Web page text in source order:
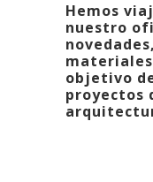
Hemos
nuestro
objetivo
proyectos